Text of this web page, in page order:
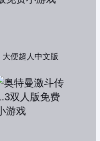
大便超人中文版